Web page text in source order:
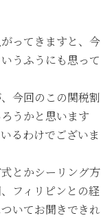
ってきますと、今
うふうにも思って
今回のこの関税割
うかと思います
るわけでございま
とかシーリング方
フィリピンとの経
いてお聞きできれ